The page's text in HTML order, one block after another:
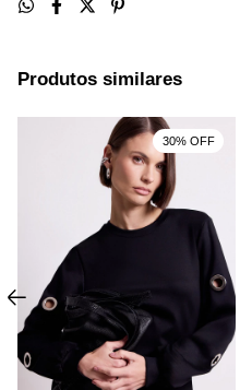
Produtos similares
30% OFF